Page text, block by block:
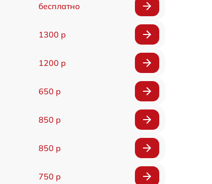
бесплатно
1300 р
1200 р
650 р
850 р
850 р
750 р